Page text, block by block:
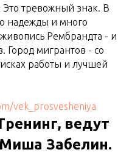
Это тревожный знак. В
надежды и много
Рембрандта - и
мигрантов - со
работы и лучшей
vek_prosvesheniya
ведут
Забелин.